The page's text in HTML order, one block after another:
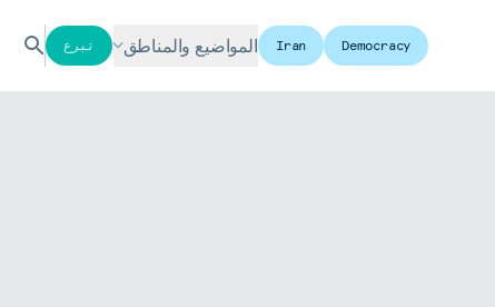
Democracy
Iran المواضيع والمناطق تبرع